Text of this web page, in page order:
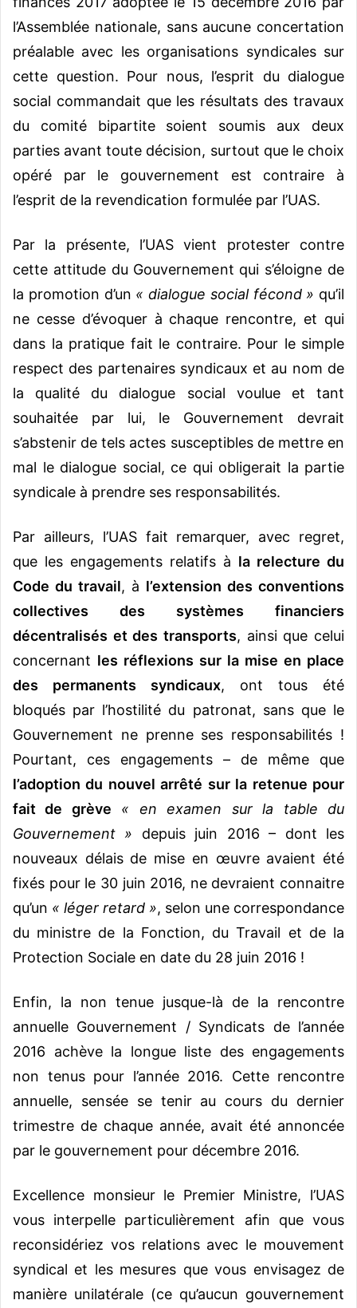
l’Assemblée nationale, sans aucune concertation
préalable avec les organisations syndicales sur
cette question. Pour nous, l’esprit du dialogue
social commandait que les résultats des travaux
du comité bipartite soient soumis aux deux
parties avant toute décision, surtout que le choix
opéré par le gouvernement est contraire à
l’esprit de la revendication formulée par l’UAS.
Par la présente, l’UAS vient protester contre
cette attitude du Gouvernement qui s’éloigne de
la promotion d’un « dialogue social fécond » qu’il
ne cesse d’évoquer à chaque rencontre, et qui
dans la pratique fait le contraire. Pour le simple
respect des partenaires syndicaux et au nom de
la qualité du dialogue social voulue et tant
souhaitée par lui, le Gouvernement devrait
s’abstenir de tels actes susceptibles de mettre en
mal le dialogue social, ce qui obligerait la partie
syndicale à prendre ses responsabilités.
Par ailleurs, l’UAS fait remarquer, avec regret,
que les engagements relatifs à la relecture du
Code du travail, à l’extension des conventions
collectives des systèmes financiers
décentralisés et des transports, ainsi que celui
concernant les réflexions sur la mise en place
des permanents syndicaux, ont tous été
bloqués par l’hostilité du patronat, sans que le
Gouvernement ne prenne ses responsabilités !
Pourtant, ces engagements – de même que
l’adoption du nouvel arrêté sur la retenue pour
fait de grève
« en examen sur la table du
Gouvernement » depuis juin 2016 – dont les
nouveaux délais de mise en œuvre avaient été
fixés pour le 30 juin 2016, ne devraient connaitre
qu’un « léger retard », selon une correspondance
du ministre de la Fonction, du Travail et de la
Protection Sociale en date du 28 juin 2016 !
Enfin, la non tenue jusque-là de la rencontre
annuelle Gouvernement / Syndicats de l’année
2016 achève la longue liste des engagements
non tenus pour l’année 2016. Cette rencontre
annuelle, sensée se tenir au cours du dernier
trimestre de chaque année, avait été annoncée
par le gouvernement pour décembre 2016.
Excellence monsieur le Premier Ministre, l’UAS
vous interpelle particulièrement afin que vous
reconsidériez vos relations avec le mouvement
syndical et les mesures que vous envisagez de
manière unilatérale (ce qu’aucun gouvernement